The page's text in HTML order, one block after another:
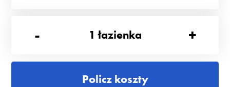
- 1 łazienka +
Policz koszty